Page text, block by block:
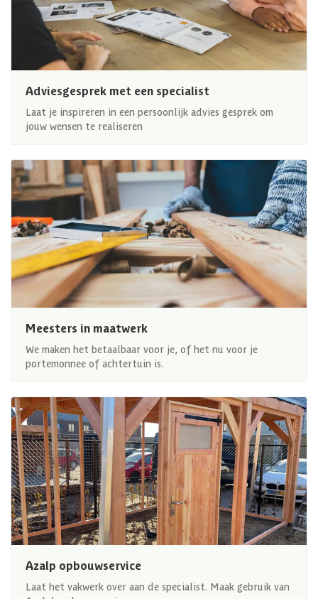
Adviesgesprek met een specialist
Laat je inspireren in een persoonlijk advies gesprek om
jouw wensen te realiseren
Meesters in maatwerk
We maken het betaalbaar voor je, of het nu voor je
portemonnee of achtertuin is.
Azalp opbouwservice
Laat het vakwerk over aan de specialist. Maak gebruik van